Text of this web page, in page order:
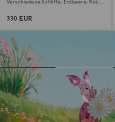
Verschiedene Schliffe, Erdbeere, Rot,
330 EUR